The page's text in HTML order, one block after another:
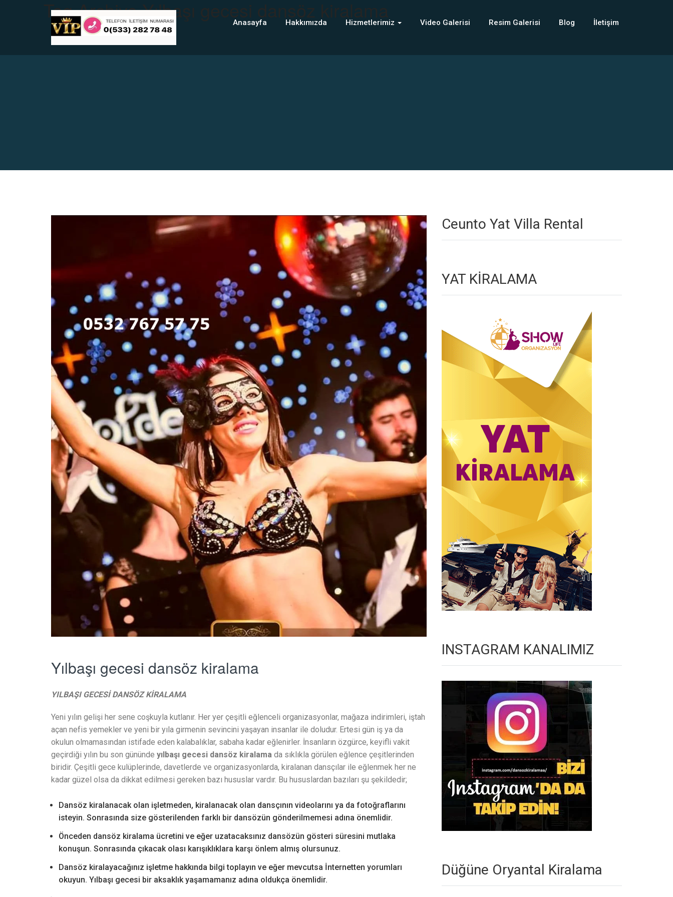
Anasayfa Hakkımızda Hizmetlerimiz Video Galerisi Resim Galerisi Blog İletişim
Tag ArchiveYılbaşı gecesi dansöz kiralama
Yılbaşı gecesi dansöz kiralama
YILBAŞI GECESİ DANSÖZ KİRALAMA
Yeni yılın gelişi her sene coşkuyla kutlanır. Her yer çeşitli eğlenceli organizasyonlar, mağaza indirimleri, iştah
açan nefis yemekler ve yeni bir yıla girmenin sevincini yaşayan insanlar ile doludur. Ertesi gün iş ya da
okulun olmamasından istifade eden kalabalıklar, sabaha kadar eğlenirler. İnsanların özgürce, keyifli vakit
geçirdiği yılın bu son gününde yılbaşı gecesi dansöz kiralama da sıklıkla görülen eğlence çeşitlerinden
biridir. Çeşitli gece kulüplerinde, davetlerde ve organizasyonlarda, kiralanan dansçılar ile eğlenmek her ne
kadar güzel olsa da dikkat edilmesi gereken bazı hususlar vardır. Bu hususlardan bazıları şu şekildedir;
Dansöz kiralanacak olan işletmeden, kiralanacak olan dansçının videolarını ya da fotoğraflarını
isteyin. Sonrasında size gösterilenden farklı bir dansözün gönderilmemesi adına önemlidir.
Önceden dansöz kiralama ücretini ve eğer uzatacaksınız dansözün gösteri süresini mutlaka
konuşun. Sonrasında çıkacak olası karışıklıklara karşı önlem almış olursunuz.
Dansöz kiralayacağınız işletme hakkında bilgi toplayın ve eğer mevcutsa İnternetten yorumları
okuyun. Yılbaşı gecesi bir aksaklık yaşamamanız adına oldukça önemlidir.
Ceunto Yat Villa Rental
YAT KİRALAMA
INSTAGRAM KANALIMIZ
Düğüne Oryantal Kiralama